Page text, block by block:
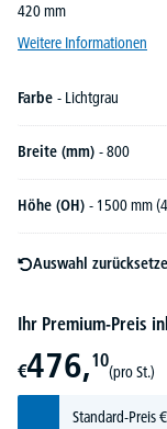
420 mm
Weitere Informationen
Farbe - Lichtgrau
Breite (mm) - 800
Höhe (OH) - 1500 mm
Auswahl
Ihr Premium-Preis
€476,10
(pro St.)
Standard-Preis€